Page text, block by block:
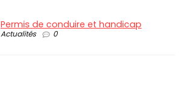
Permis de conduire et handicap
Actualités 0